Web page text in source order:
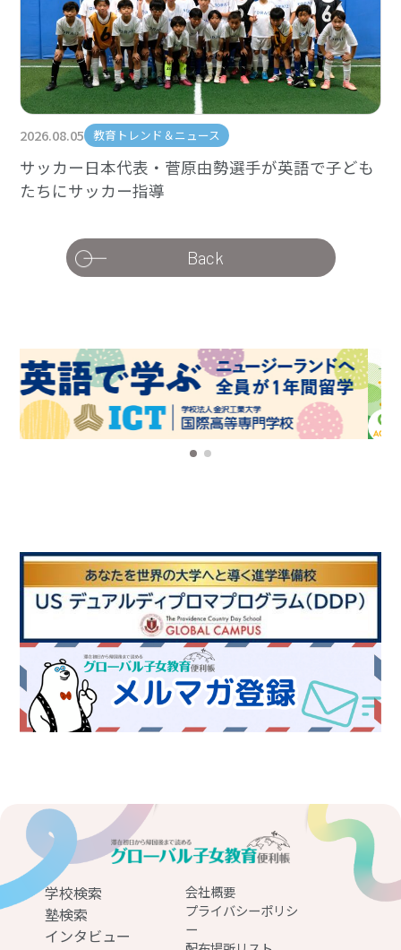
2026.08.05 教育トレンド＆ニュース
サッカー日本代表・菅原由勢選手が英語で子ども
たちにサッカー指導
Back
学校検索
塾検索
インタビュー
会社概要
プライバシーポリシ
ー